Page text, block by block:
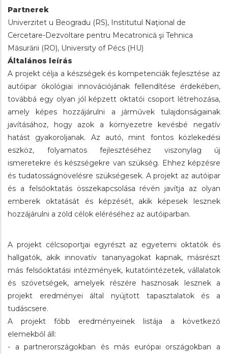
Partnerek
Univerzitet u Beogradu (RS), Institutul Naţional de
Cercetare-Dezvoltare pentru Mecatronică şi Tehnica
Măsurării (RO), University of Pécs (HU)
Általános leírás
A projekt célja a készségek és kompetenciák fejlesztése az
autóipar ökológiai innovációjának fellendítése érdekében,
továbbá egy olyan jól képzett oktatói csoport létrehozása,
amely képes hozzájárulni a járművek tulajdonságainak
javításához, hogy azok a környezetre kevésbé negatív
hatást gyakoroljanak. Az autó, mint fontos közlekedési
eszköz, folyamatos fejlesztéséhez viszonylag új
ismeretekre és készségekre van szükség. Ehhez képzésre
és tudatosságnövelésre szükségesek. A projekt az autóipar
és a felsőoktatás összekapcsolása révén javítja az olyan
emberek oktatását és képzését, akik képesek lesznek
hozzájárulni a zöld célok eléréséhez az autóiparban.
A projekt célcsoportjai egyrészt az egyetemi oktatók és
hallgatók, akik innovatív tananyagokat kapnak, másrészt
más felsőoktatási intézmények, kutatóintézetek, vállalatok
és szövetségek, amelyek részére hasznosak lesznek a
projekt eredményei által nyújtott tapasztalatok és a
tudáscsere.
A projekt főbb eredményeinek listája a következő
elemekből áll:
- a partnerországokban és más európai országokban a